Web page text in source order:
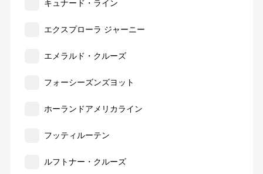
キュナード・ライン
エクスプローラ ジャーニー
エメラルド・クルーズ
フォーシーズンズヨット
ホーランドアメリカライン
フッティルーテン
ルフトナー・クルーズ